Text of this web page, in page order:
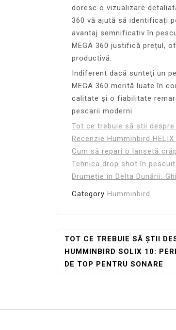
doresc o vizualizare
360 vă ajută să identificați
avantaj semnificativ în
MEGA 360 justifică prețul,
productivă.
Indiferent dacă sunteți un
MEGA 360 merită luate în
calitate și o fiabilitate
pescarii moderni.
Tot ce trebuie să știi
Recenzie Humminbird
Cum să repari o lansetă
Tehnica drop shot în
Drumeție în Delta Dunării:
Category Humminbird
Navigare
În
Articole
TOT CE TREBUIE SĂ ȘTII
HUMMINBIRD SOLIX 10:
DE TOP PENTRU SONARE